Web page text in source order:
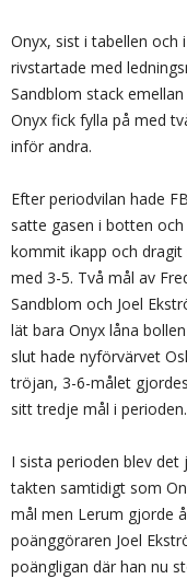
Onyx, sist i tabellen
rivstartade med
Sandblom stack
Onyx fick fylla på med
inför andra.
Efter periodvilan hade
satte gasen i botten
kommit ikapp och
med 3-5. Två mål av
Sandblom och Joel
lät bara Onyx låna
slut hade nyförvärvet
tröjan, 3-6-målet
sitt tredje mål i perioden.
I sista perioden blev det
takten samtidigt som
mål men Lerum gjorde
poänggöraren Joel
poängligan där han nu